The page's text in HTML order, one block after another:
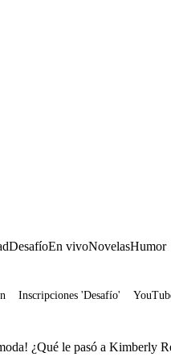
DesafíoEn vivoNovelasHumor
Inscripciones 'Desafío'
¿Qué le pasó a Kimberly